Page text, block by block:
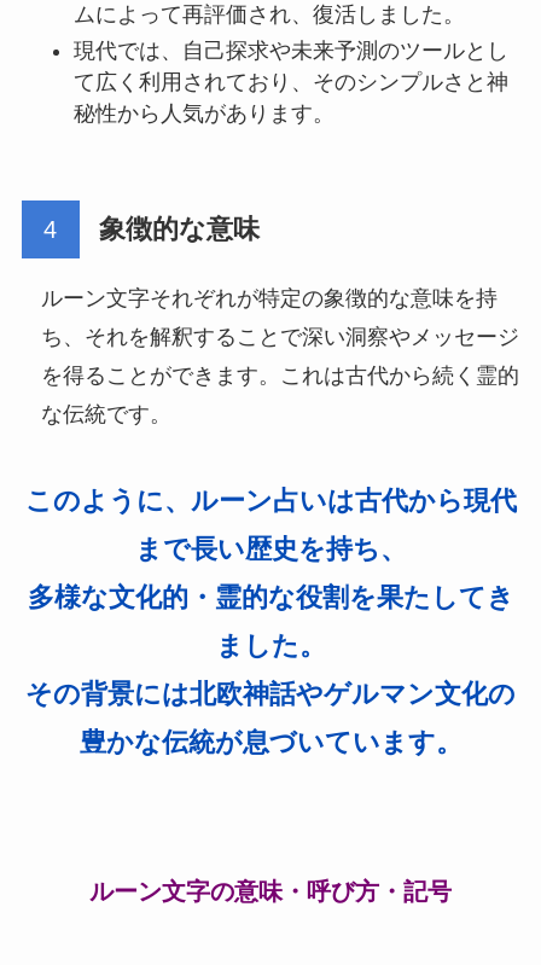
ムによって再評価され、復活しました。
現代では、自己探求や未来予測のツールとし
て広く利用されており、そのシンプルさと神
秘性から人気があります。
象徴的な意味
ルーン文字それぞれが特定の象徴的な意味を持
ち、それを解釈することで深い洞察やメッセージ
を得ることができます。これは古代から続く霊的
な伝統です。
このように、ルーン占いは古代から現代
まで長い歴史を持ち、
多様な文化的・霊的な役割を果たしてき
ました。
その背景には北欧神話やゲルマン文化の
豊かな伝統が息づいています。
ルーン文字の意味・呼び方・記号